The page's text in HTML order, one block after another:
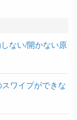
t
ない/開かない原
ワイプができな